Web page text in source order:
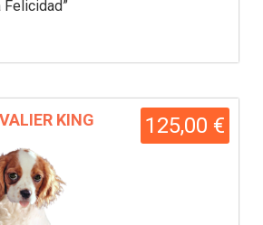
Felicidad”
125,00 €
KING